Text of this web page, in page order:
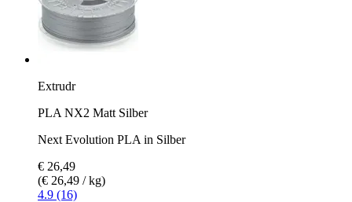
Extrudr
PLA NX2 Matt Silber
Next Evolution PLA in Silber
€ 26,49
(€ 26,49 / kg)
4.9 (16)